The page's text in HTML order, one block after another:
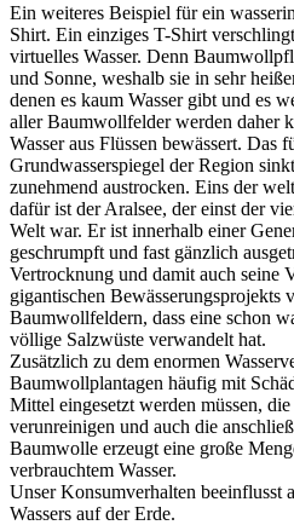
Ein weiteres Beispiel für ein
Shirt. Ein einziges T-Shirt
virtuelles Wasser. Denn
und Sonne, weshalb sie in sehr
denen es kaum Wasser gibt und es
aller Baumwollfelder werden daher
Wasser aus Flüssen bewässert. Das
Grundwasserspiegel der Region
zunehmend austrocken. Eins der
dafür ist der Aralsee, der einst der
Welt war. Er ist innerhalb einer
geschrumpft und fast gänzlich
Vertrocknung und damit auch seine
gigantischen Bewässerungsprojekts
Baumwollfeldern, dass eine schon
völlige Salzwüste verwandelt hat.
Zusätzlich zu dem enormen
Baumwollplantagen häufig mit
Mittel eingesetzt werden müssen,
verunreinigen und auch die
Baumwolle erzeugt eine große
verbrauchtem Wasser.
Unser Konsumverhalten beeinflusst
Wassers auf der Erde.